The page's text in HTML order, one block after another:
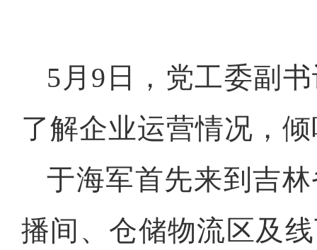
5月9日，党工委副
了解企业运营情况，
于海军首先来到吉
播间、仓储物流区及